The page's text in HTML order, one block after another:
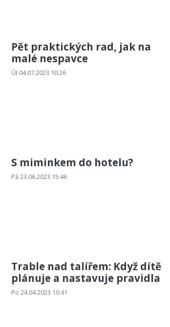
Pět praktických rad, jak na
malé nespavce
Út 04.07.2023 10:26
S miminkem do hotelu?
Pá 23.06.2023 15:46
Trable nad talířem: Když dítě
plánuje a nastavuje pravidla
Po 24.04.2023 10:41